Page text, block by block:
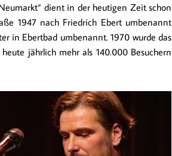
dient in der heutigen Zeit schon
1947 nach Friedrich Ebert umbenannt
in Ebertbad umbenannt. 1970 wurde das
jährlich mehr als 140.000 Besuchern